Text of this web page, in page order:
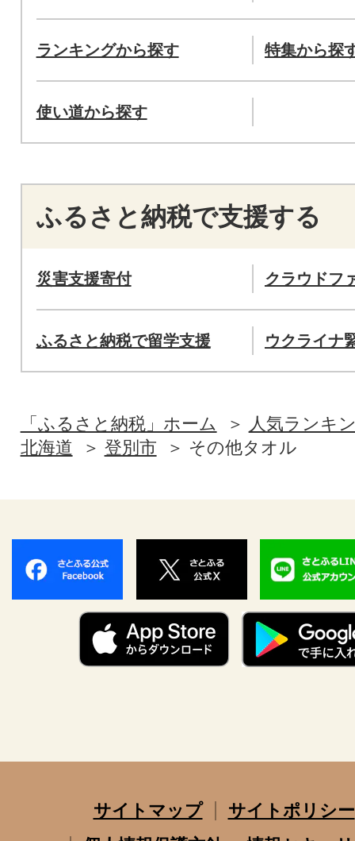
ランキングから探す 特集から探
使い道から探す
ふるさと納税で支援する
災害支援寄付 クラウドフ
ふるさと納税で留学支援 ウクライナ
「ふるさと納税」ホーム
人気ランキ
北海道
登別市 その他タオル
サイトマップ
サイトポリシー